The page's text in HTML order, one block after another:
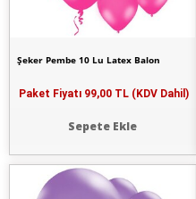
Şeker Pembe 10 Lu Latex Balon
Paket Fiyatı 99,00 TL (KDV Dahil)
Sepete Ekle